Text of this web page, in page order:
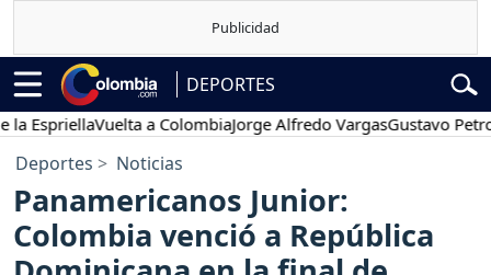
DEPORTES
Vuelta a ColombiaJorge Alfredo VargasGustavo Petro
Deportes Noticias
Panamericanos Junior:
Colombia venció a República